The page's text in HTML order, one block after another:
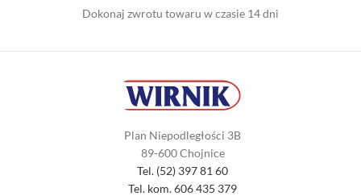
Dokonaj zwrotu towaru w czasie 14 dni
Plan Niepodległości 3B
89-600 Chojnice
Tel. (52) 397 81 60
Tel. kom. 606 435 379